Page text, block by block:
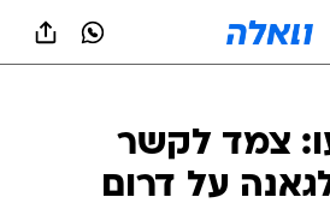
צמד לקשר
2:3 לגאנה על דרום